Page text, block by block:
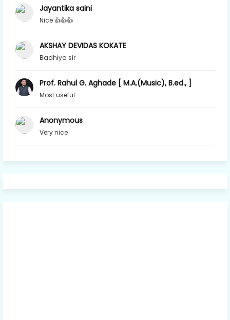
Jayantika saini
Nice 👍👍👍
AKSHAY DEVIDAS KOKATE
Badhiya sir
Prof. Rahul G. Aghade [ M.A.(Music), B.ed., ]
Most useful
Anonymous
Very nice